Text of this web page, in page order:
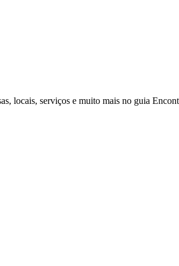
locais, serviços e muito mais no guia